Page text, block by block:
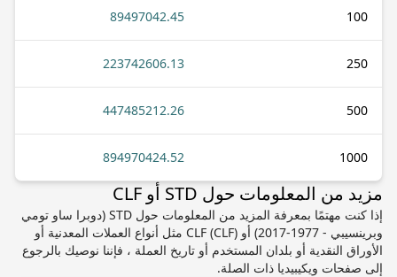
100
89497042.45
250
223742606.13
500
447485212.26
1000
894970424.52
مزيد من المعلومات حول STD أو CLF
إذا كنت مهتمًا بمعرفة المزيد من المعلومات حول STD (دوبرا ساو تومي
وبرينسيبي - 1977-2017) أو CLF (CLF) مثل أنواع العملات المعدنية أو
الأوراق النقدية أو بلدان المستخدم أو تاريخ العملة ، فإننا نوصيك بالرجوع
إلى صفحات ويكيبيديا ذات الصلة.